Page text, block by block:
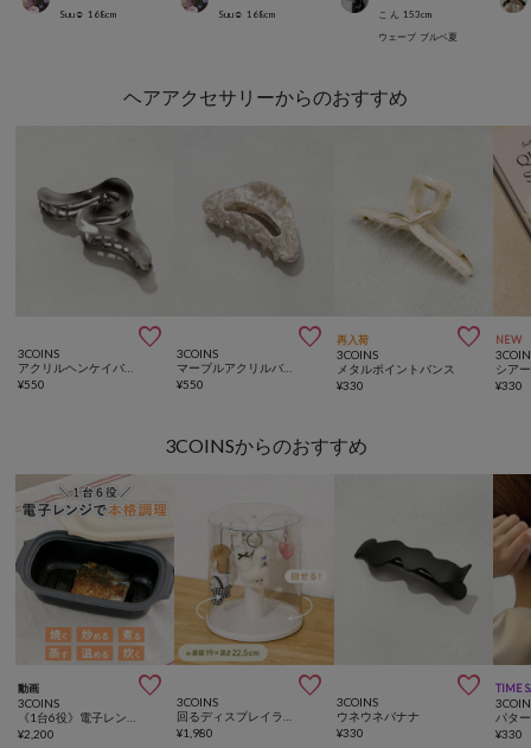
Suu☺︎ 168cm Suu☺︎ 168cm こ ん 153cm
ウェーブ ブルベ夏
ヘアアクセサリーからのおすすめ

3COINS
¥550

3COINS
¥550
再入荷 
3COINS
メタルポイントバンス
¥330
NEW
シア
¥330
3COINSからのおすすめ
動画 
3COINS
¥2,200

3COINS
¥1,980

3COINS
ウネウネバナナ
¥330
TIME
パタ
¥330